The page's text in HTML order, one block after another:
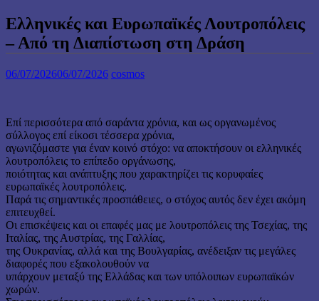
Ελληνικές και Ευρωπαϊκές Λουτροπόλεις
– Από τη Διαπίστωση στη Δράση
06/07/202606/07/2026 cosmos
Επί περισσότερα από σαράντα χρόνια, και ως οργανωμένος
σύλλογος επί είκοσι τέσσερα χρόνια,
αγωνιζόμαστε για έναν κοινό στόχο: να αποκτήσουν οι ελληνικές
λουτροπόλεις το επίπεδο οργάνωσης,
ποιότητας και ανάπτυξης που χαρακτηρίζει τις κορυφαίες
ευρωπαϊκές λουτροπόλεις.
Παρά τις σημαντικές προσπάθειες, ο στόχος αυτός δεν έχει ακόμη
επιτευχθεί.
Οι επισκέψεις και οι επαφές μας με λουτροπόλεις της Τσεχίας, της
Ιταλίας, της Αυστρίας, της Γαλλίας,
της Ουκρανίας, αλλά και της Βουλγαρίας, ανέδειξαν τις μεγάλες
διαφορές που εξακολουθούν να
υπάρχουν μεταξύ της Ελλάδας και των υπόλοιπων ευρωπαϊκών
χωρών.